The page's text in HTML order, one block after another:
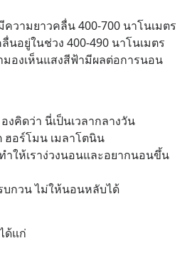
ความยาวคลื่น 400-700 นาโนเมตร
นอยู่ในช่วง 400-490 นาโนเมตร
มองเห็นแสงสีฟ้ามีผลต่อการนอน
คิดว่า นี่เป็นเวลากลางวัน
ฮอร์โมน เมลาโตนิน
ให้เราง่วงนอนและอยากนอนขึ้น
บกวน ไม่ให้นอนหลับได้
ด้แก่